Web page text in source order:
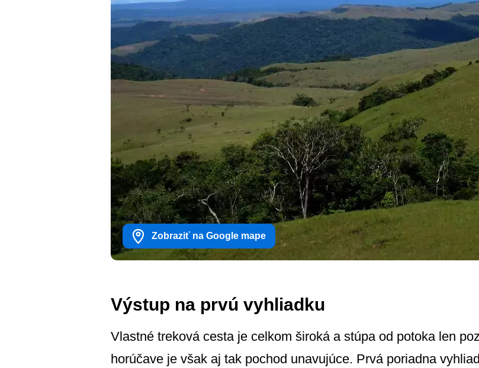
Zobraziť na Google mape
Výstup na prvú vyhliadku
Vlastné treková cesta je celkom široká a stúpa od potoka len
horúčave je však aj tak pochod unavujúce. Prvá poriadna